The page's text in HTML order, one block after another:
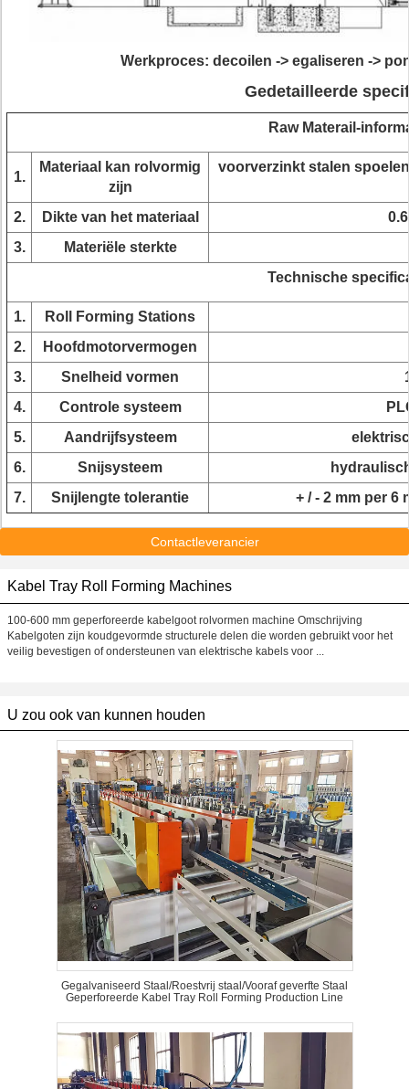
Werkproces: decoilen -> egaliseren ->
Gedetailleerde
Raw Materail-
1.
Materiaal kan rolvormig
zijn
voorverzinkt stalen
2. Dikte van het materiaal
3.
Materiële sterkte
Technische
1.
Roll Forming Stations
2.
Hoofdmotorvermogen
3.
Snelheid vormen
4.
Controle systeem
5.
Aandrijfsysteem
6.
Snijsysteem
7.
Snijlengte tolerantie + / - 2 mm per 6
Contactleverancier
Kabel Tray Roll Forming Machines
100-600 mm geperforeerde kabelgoot rolvormen machine Omschrijving
Kabelgoten zijn koudgevormde structurele delen die worden gebruikt voor het
veilig bevestigen of ondersteunen van elektrische kabels voor ...
U zou ook van kunnen houden
Gegalvaniseerd Staal/Roestvrij staal/Vooraf geverfte Staal
Geperforeerde Kabel Tray Roll Forming Production Line